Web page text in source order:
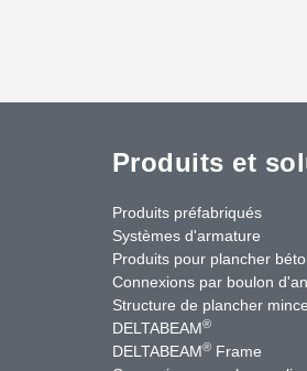
Produits et
Produits préfabriqués
Systèmes d'armature
Produits pour plancher
Connexions par boulon
Structure de plancher mince
DELTABEAM®
DELTABEAM® Frame